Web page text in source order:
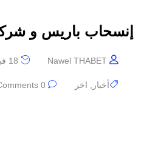
إنسحاب باريس و
Nawel THABET
أخبار اخر